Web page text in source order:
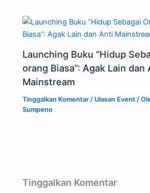
Launching Buku “Hidup
orang Biasa”: Agak Lain dan
Mainstream
Tinggalkan Komentar / Ulasan Event /
Sumpeno
Tinggalkan Komentar